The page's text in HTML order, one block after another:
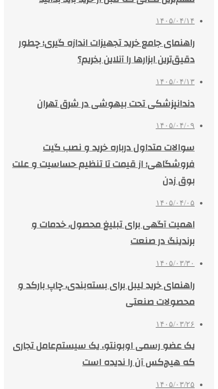
۱۴۰۵/۰۴/۱۴
راهنمای جامع خرید تجهیزات اندازه گیری؛ چطور
دقیق‌ترین ابزارها را آنلاین بخریم؟
۱۴۰۵/۰۴/۱۳
دندانپزشکی تحت بیهوشی در شرق تهران
۱۴۰۵/۰۴/۰۹
سوالات متداول درباره خرید و نصب گیت
فروشگاهی؛ از قیمت تا تنظیم حساسیت و علت
بوق زدن
۱۴۰۵/۰۴/۰۵
اهمیت آگهی برای تبلیغ محصول، خدمات و
برندینگ در صنعت
۱۴۰۵/۰۳/۳۰
راهنمای خرید لیبل برای بسته‌بندی، چاپ بارکد و
محصولات صنعتی
۱۴۰۵/۰۳/۲۶
یک عضو رسمی اوبونتو، یک سیستم‌عامل تجاری
که هیچ‌کس آن را ندیده است
۱۴۰۵/۰۳/۲۵